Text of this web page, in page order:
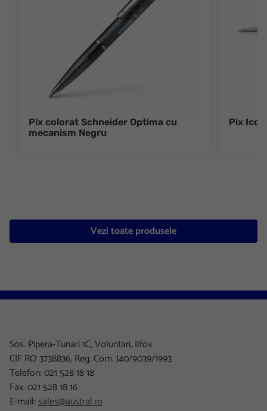
Pix colorat Schneider Optima cu
mecanism Negru
Pix Ico
Vezi toate produsele
Sos. Pipera-Tunari 1C, Voluntari, Ilfov.
CIF RO 3738836, Reg. Com. J40/9039/1993
Telefon: 021 528 18 18
Fax: 021 528 18 16
E-mail:sales@austral.ro